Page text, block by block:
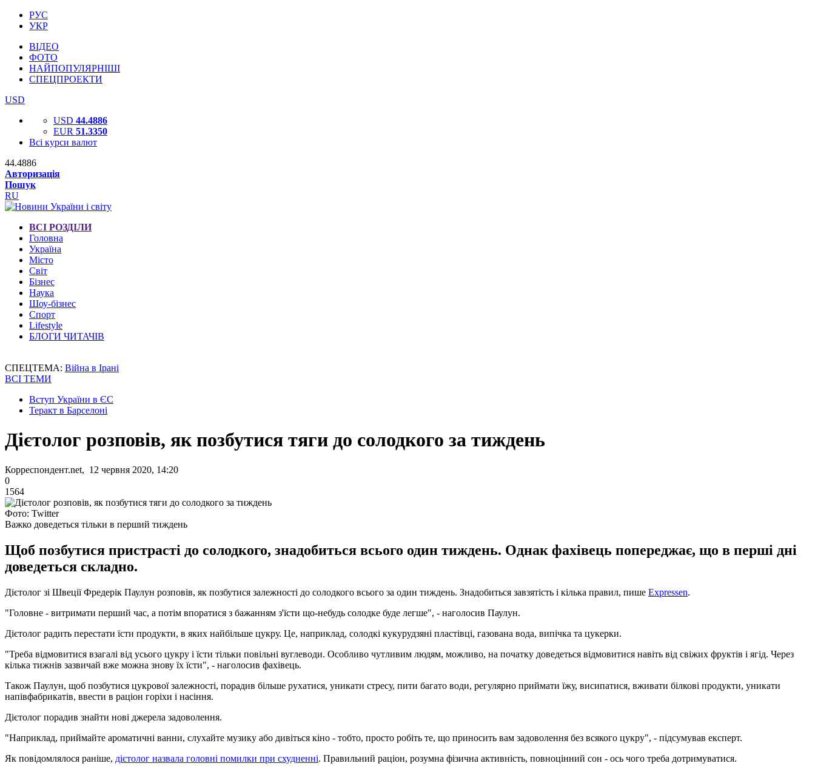
РУС
УКР
ВІДЕО
ФОТО
НАЙПОПУЛЯРНІШІ
СПЕЦПРОЕКТИ
USD
USD 44.4886
EUR 51.3350
Всі курси валют
44.4886
Авторизація
Пошук
RU
ВСІ РОЗДІЛИ
Головна
Україна
Місто
Світ
Бізнес
Наука
Шоу-бізнес
Спорт
Lifestyle
БЛОГИ ЧИТАЧІВ
СПЕЦТЕМА: Війна в Ірані
ВСІ ТЕМИ
Вступ України в ЄС
Теракт в Барселоні
Дієтолог розповів, як позбутися тяги до солодкого за тиждень
Корреспондент.net, 12 червня 2020, 14:20
0
1564
Фото: Twitter
Важко доведеться тільки в перший тиждень
Щоб позбутися пристрасті до солодкого, знадобиться всього один тиждень. Однак фахівець попереджає, що в перші дні
доведеться складно.
Дієтолог зі Швеції Фредерік Паулун розповів, як позбутися залежності до солодкого всього за один тиждень. Знадобиться завзятість і кілька правил, пише Expressen.
"Головне - витримати перший час, а потім впоратися з бажанням з'їсти що-небудь солодке буде легше", - наголосив Паулун.
Дієтолог радить перестати їсти продукти, в яких найбільше цукру. Це, наприклад, солодкі кукурудзяні пластівці, газована вода, випічка та цукерки.
"Треба відмовитися взагалі від усього цукру і їсти тільки повільні вуглеводи. Особливо чутливим людям, можливо, на початку доведеться відмовитися навіть від свіжих фруктів і ягід. Через
кілька тижнів зазвичай вже можна знову їх їсти", - наголосив фахівець.
Також Паулун, щоб позбутися цукрової залежності, порадив більше рухатися, уникати стресу, пити багато води, регулярно приймати їжу, висипатися, вживати білкові продукти, уникати
напівфабрикатів, ввести в раціон горіхи і насіння.
Дієтолог порадив знайти нові джерела задоволення.
"Наприклад, приймайте ароматичні ванни, слухайте музику або дивіться кіно - тобто, просто робіть те, що приносить вам задоволення без всякого цукру", - підсумував експерт.
Як повідомлялося раніше, дієтолог назвала головні помилки при схудненні. Правильний раціон, розумна фізична активність, повноцінний сон - ось чого треба дотримуватися.